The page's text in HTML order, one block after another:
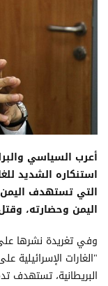
أعرب السياسي
استنكاره الشديد
التي تستهدف
اليمن وحضارته،
وفي تغريدة نشرها
"الغارات الإسرائيلية
البريطانية، تستهدف